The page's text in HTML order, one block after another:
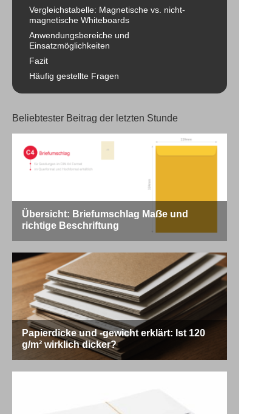
Vergleichstabelle: Magnetische vs. nicht-
magnetische Whiteboards
Anwendungsbereiche und
Einsatzmöglichkeiten
Fazit
Häufig gestellte Fragen
Beliebtester Beitrag der letzten Stunde